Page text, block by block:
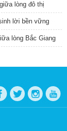
lòng đô thị
lời bền vững
lòng Bắc Giang